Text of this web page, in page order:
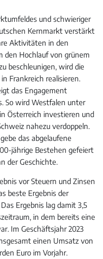
und schwieriger
Kernmarkt verstärkt
Aktivitäten in den
den Hochlauf von grünem
beschleunigen, wird die
Frankreich realisieren.
das Engagement
So wird Westfalen unter
Österreich investieren und
nahezu verdoppeln.
das abgelaufene
jährige Bestehen gefeiert
der Geschichte.
vor Steuern und Zinsen
beste Ergebnis der
Ergebnis lag damit 3,5
in dem bereits eine
Im Geschäftsjahr 2023
einen Umsatz von
Euro im Vorjahr.